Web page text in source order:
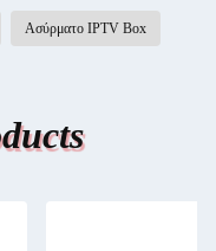
Ασύρματο IPTV Box